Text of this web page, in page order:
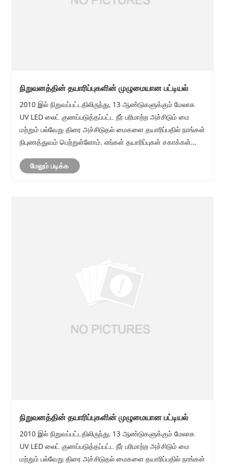
நிறுவனத்தின் தயாரிப்புகளின் முழுமையான பட்டியல்
2010 இல் நிறுவப்பட்டதிலிருந்து, 13 ஆண்டுகளுக்கும் மேலாக
UV LED லைட் குணப்படுத்தப்பட்ட நீர் பரிமாற்ற அச்சிடும் மை
மற்றும் பல்வேறு திரை அச்சிடுதல் மைகளை தயாரிப்பதில் நாங்கள்
நிபுணத்துவம் பெற்றுள்ளோம். எங்கள் தயாரிப்புகள் சகாக்கள்
வணிக நோக்கத்தில் ......
மேலும் படிக்க
நிறுவனத்தின் தயாரிப்புகளின் முழுமையான பட்டியல்
2010 இல் நிறுவப்பட்டதிலிருந்து, 13 ஆண்டுகளுக்கும் மேலாக
UV LED லைட் குணப்படுத்தப்பட்ட நீர் பரிமாற்ற அச்சிடும் மை
மற்றும் பல்வேறு திரை அச்சிடுதல் மைகளை தயாரிப்பதில் நாங்கள்